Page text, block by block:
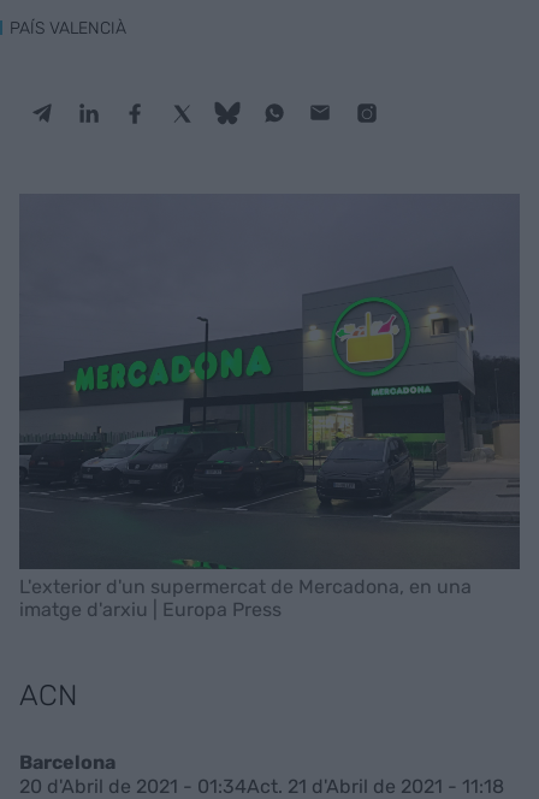
PAÍS VALENCIÀ
L'exterior d'un supermercat de Mercadona, en una
imatge d'arxiu | Europa Press
ACN
Barcelona
20 d'Abril de 2021 - 01:34Act. 21 d'Abril de 2021 - 11:18